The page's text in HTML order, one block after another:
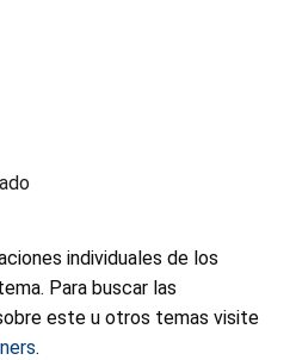
individuales de los
Para buscar las
este u otros temas visite
.